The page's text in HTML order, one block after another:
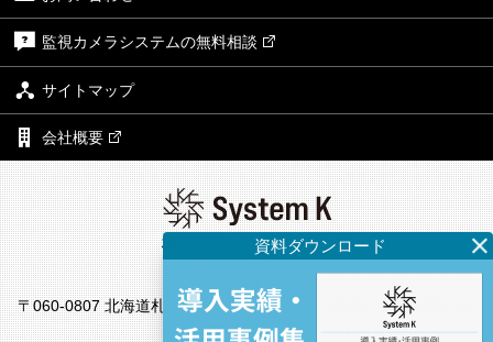
監視カメラシステムの無料相談
サイトマップ
会社概要
株式会社システム・ケイ
〒060-0807 北海道札幌市北区北7条西4丁目1番地2 KDX札幌ビル7
F